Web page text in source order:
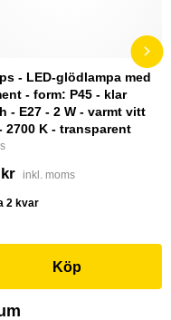
- LED-glödlampa med
- form: P45 - klar
- E27 - 2 W - varmt vitt
2700 K - transparent
inkl. moms
2 kvar
Köp